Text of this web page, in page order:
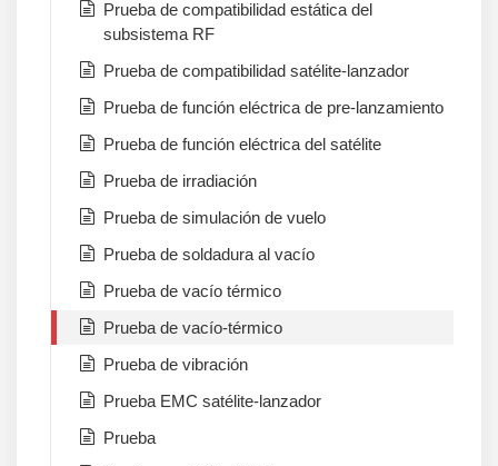
Prueba de compatibilidad estática del
subsistema RF
Prueba de compatibilidad satélite-lanzador
Prueba de función eléctrica de pre-lanzamiento
Prueba de función eléctrica del satélite
Prueba de irradiación
Prueba de simulación de vuelo
Prueba de soldadura al vacío
Prueba de vacío térmico
Prueba de vacío-térmico
Prueba de vibración
Prueba EMC satélite-lanzador
Prueba